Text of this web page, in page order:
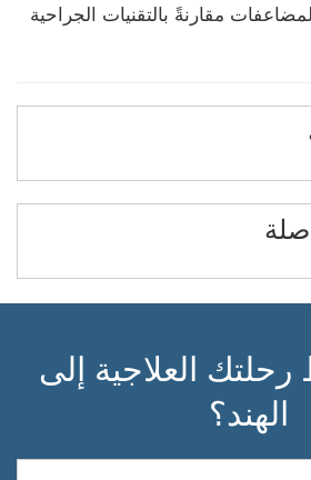
مقارنةً بالتقنيات الجراحية
العلاجية إلى
الهند؟